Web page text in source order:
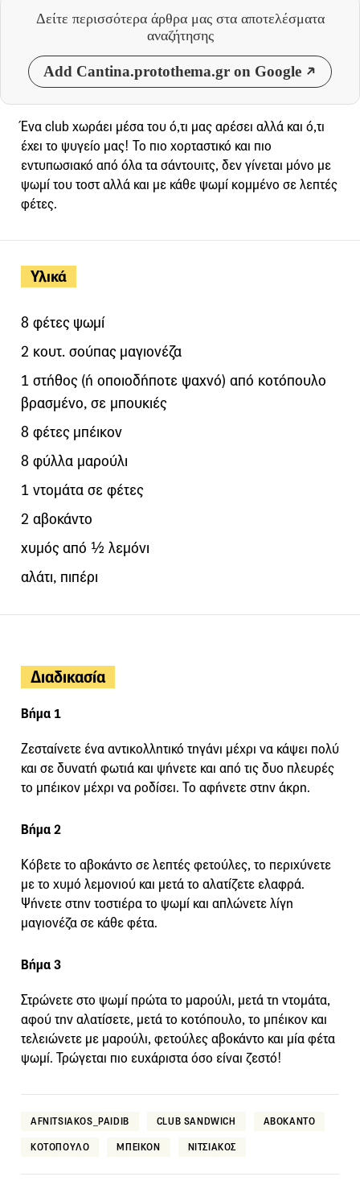
Δείτε περισσότερα άρθρα μας στα αποτελέσματα
αναζήτησης
Add Cantina.protothema.gr on Google
Υλικά
8 φέτες ψωμί
2 κουτ. σούπας μαγιονέζα
1 στήθος (ή οποιοδήποτε ψαχνό) από κοτόπουλο
βρασμένο, σε μπουκιές
8 φέτες μπέικον
8 φύλλα μαρούλι
1 ντομάτα σε φέτες
2 αβοκάντο
χυμός από ½ λεμόνι
αλάτι, πιπέρι
Ένα club χωράει μέσα του ό,τι μας αρέσει αλλά και ό,τι
έχει το ψυγείο μας! Το πιο χορταστικό και πιο
εντυπωσιακό από όλα τα σάντουιτς, δεν γίνεται μόνο με
ψωμί του τοστ αλλά και με κάθε ψωμί κομμένο σε λεπτές
φέτες.
Διαδικασία
Βήμα 1
Ζεσταίνετε ένα αντικολλητικό τηγάνι μέχρι να κάψει πολύ
και σε δυνατή φωτιά και ψήνετε και από τις δυο πλευρές
το μπέικον μέχρι να ροδίσει. Το αφήνετε στην άκρη.
Βήμα 2
Κόβετε το αβοκάντο σε λεπτές φετούλες, το περιχύνετε
με το χυμό λεμονιού και μετά το αλατίζετε ελαφρά.
Ψήνετε στην τοστιέρα το ψωμί και απλώνετε λίγη
μαγιονέζα σε κάθε φέτα.
Βήμα 3
Στρώνετε στο ψωμί πρώτα το μαρούλι, μετά τη ντομάτα,
αφού την αλατίσετε, μετά το κοτόπουλο, το μπέικον και
τελειώνετε με μαρούλι, φετούλες αβοκάντο και μία φέτα
ψωμί. Τρώγεται πιο ευχάριστα όσο είναι ζεστό!
AFNITSIAKOS_PAIDIB CLUB SANDWICH ΑΒΟΚΑΝΤΟ
ΚΟΤΟΠΟΥΛΟ ΜΠΕΙΚΟΝ ΝΙΤΣΙΑΚΟΣ